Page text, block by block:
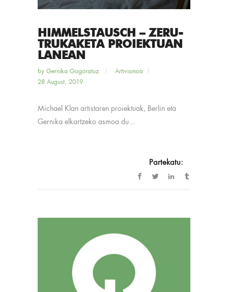
HIMMELSTAUSCH – ZERU-
TRUKAKETA PROIEKTUAN
LANEAN
by Gernika Gogoratuz
Artivismoa
28 August, 2019
Michael Klan artistaren proiektuak, Berlin eta
Gernika elkartzeko asmoa du...
Partekatu: